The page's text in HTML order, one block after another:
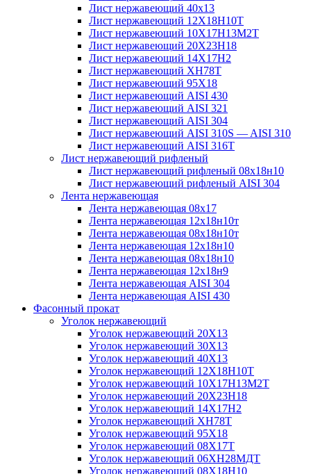
Лист нержавеющий 40х13
Лист нержавеющий 12Х18Н10Т
Лист нержавеющий 10Х17Н13М2T
Лист нержавеющий 20Х23Н18
Лист нержавеющий 14Х17Н2
Лист нержавеющий ХН78Т
Лист нержавеющий 95Х18
Лист нержавеющий AISI 430
Лист нержавеющий AISI 321
Лист нержавеющий AISI 304
Лист нержавеющий AISI 310S — AISI 310
Лист нержавеющий AISI 316T
Лист нержавеющий рифленый
Лист нержавеющий рифленый 08х18н10
Лист нержавеющий рифленый AISI 304
Лента нержавеющая
Лента нержавеющая 08х17
Лента нержавеющая 12х18н10т
Лента нержавеющая 08х18н10т
Лента нержавеющая 12х18н10
Лента нержавеющая 08х18н10
Лента нержавеющая 12х18н9
Лента нержавеющая AISI 304
Лента нержавеющая AISI 430
Фасонный прокат
Уголок нержавеющий
Уголок нержавеющий 20Х13
Уголок нержавеющий 30Х13
Уголок нержавеющий 40Х13
Уголок нержавеющий 12Х18Н10Т
Уголок нержавеющий 10Х17Н13М2T
Уголок нержавеющий 20Х23Н18
Уголок нержавеющий 14Х17Н2
Уголок нержавеющий ХН78Т
Уголок нержавеющий 95Х18
Уголок нержавеющий 08Х17Т
Уголок нержавеющий 06ХН28МДТ
Уголок нержавеющий 08Х18Н10